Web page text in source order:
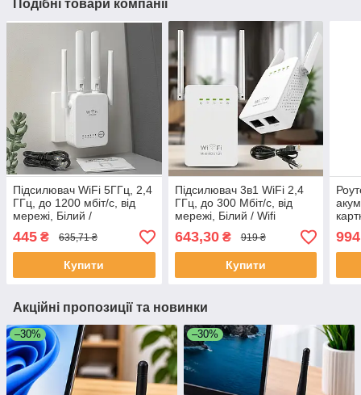
Подібні товари компанії
Підсилювач WiFi 5ГГц, 2,4
ГГц, до 1200 мбіт/с, від
мережі, Білий /
Маршрутизатор / Вай фай
ретранслятор для дому /
Wifi репітер
445 ₴ 635,71 ₴
Купити
Підсилювач 3в1 WiFi 2,4
ГГц, до 300 Мбіт/с, від
мережі, Білий / Wifi
репітер / Вай фай
ретранслятор для дому /
Маршрутизатор
643,30₴ 919 ₴
Купити
Акційні пропозиції та новинки
–30% –30%